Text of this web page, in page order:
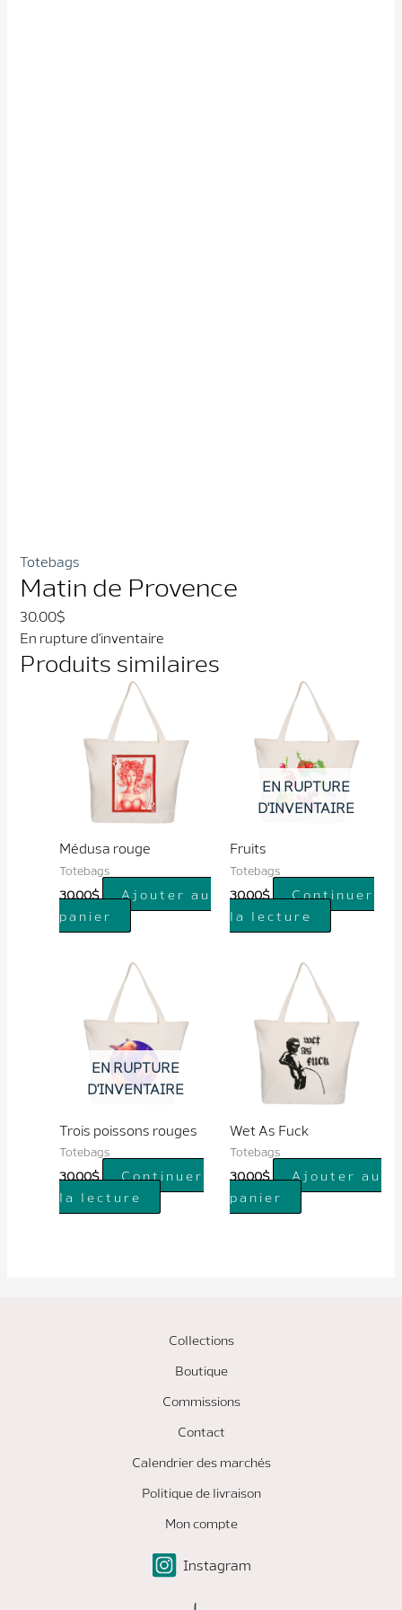
Totebags
Matin de Provence
30.00$
En rupture d'inventaire
Produits similaires
Médusa rouge
Totebags
30.00$
Ajouter au
panier
EN RUPTURE
D'INVENTAIRE
Fruits
Totebags
30.00$
Continuer
la lecture
EN RUPTURE
D'INVENTAIRE
Trois poissons rouges
Totebags
30.00$
Continuer
la lecture
Wet As Fuck
Totebags
30.00$
Ajouter au
panier
Collections
Boutique
Commissions
Contact
Calendrier des marchés
Politique de livraison
Mon compte
Instagram